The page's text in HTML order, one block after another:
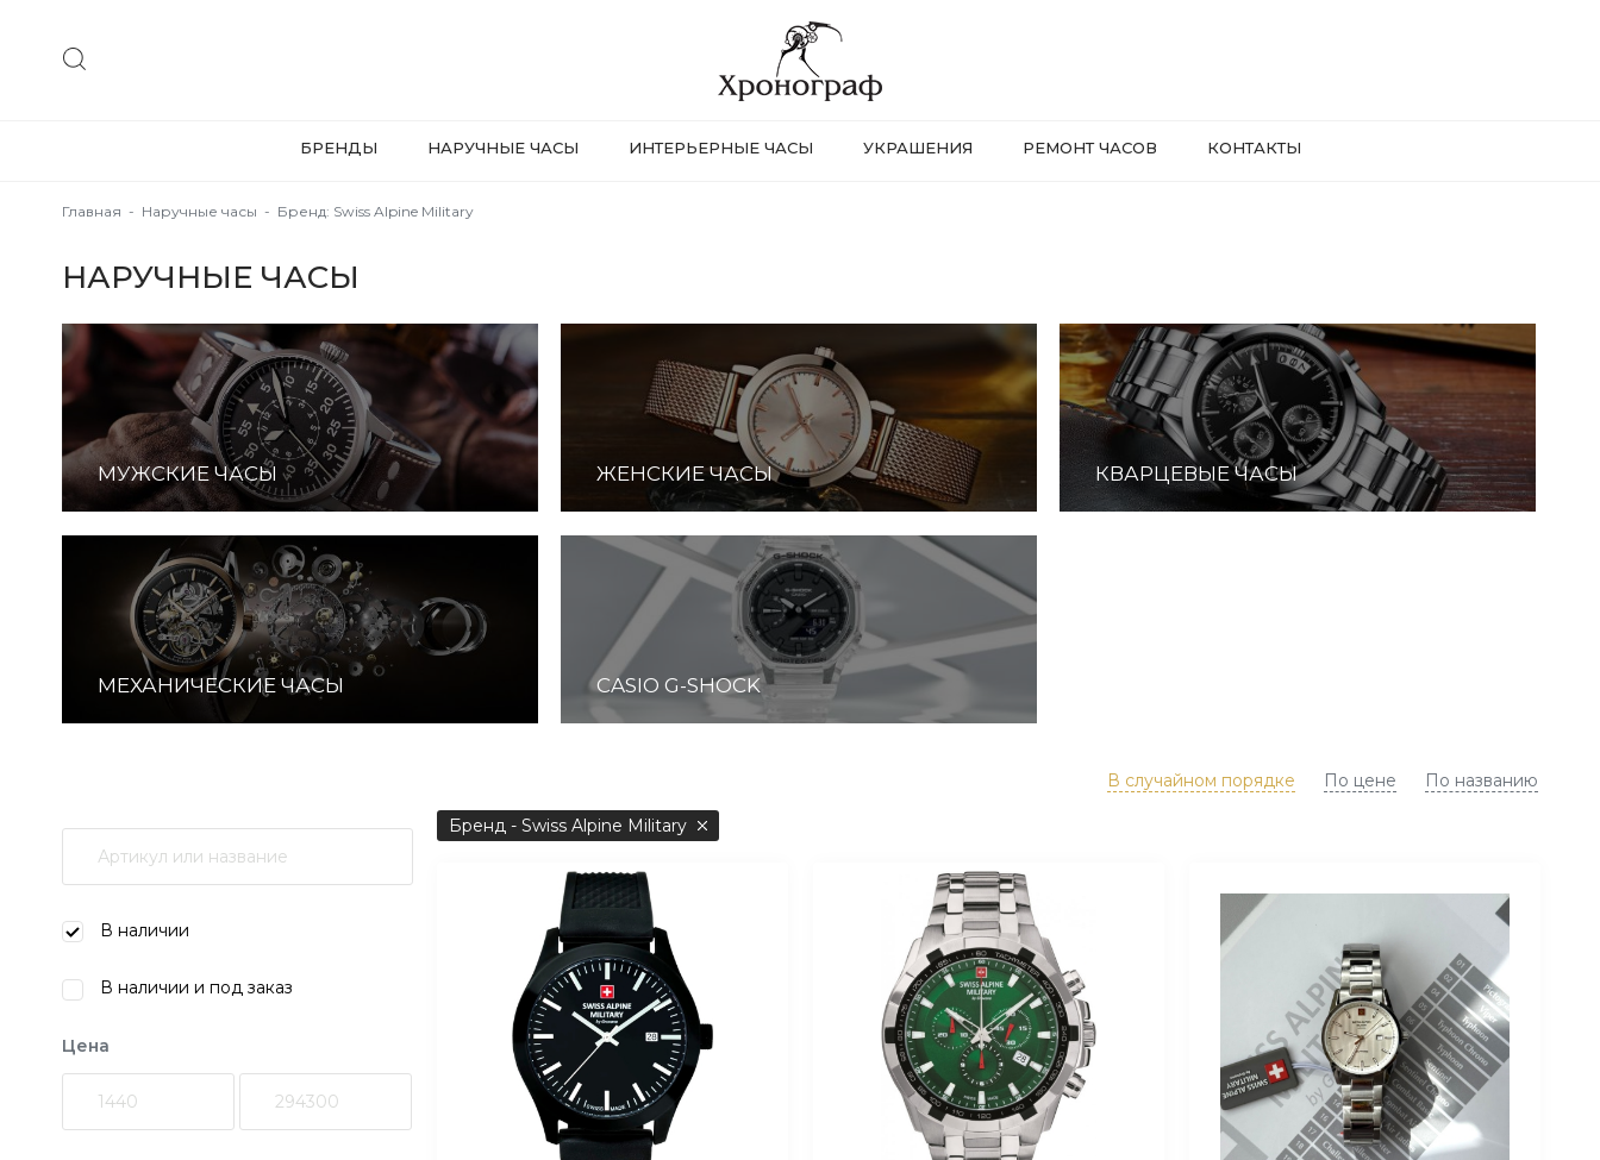
БРЕНДЫ НАРУЧНЫЕ ЧАСЫ ИНТЕРЬЕРНЫЕ ЧАСЫ УКРАШЕНИЯ РЕМОНТ ЧАСОВ КОНТАКТЫ
Главная - Наручные часы - Бренд: Swiss Alpine Military
НАРУЧНЫЕ ЧАСЫ
МУЖСКИЕ ЧАСЫ ЖЕНСКИЕ ЧАСЫ КВАРЦЕВЫЕ ЧАСЫ
МЕХАНИЧЕСКИЕ ЧАСЫ CASIO G-SHOCK
В наличии
В наличии и под заказ
Цена
В случайном порядке По цене По названию
Бренд - Swiss Alpine Military